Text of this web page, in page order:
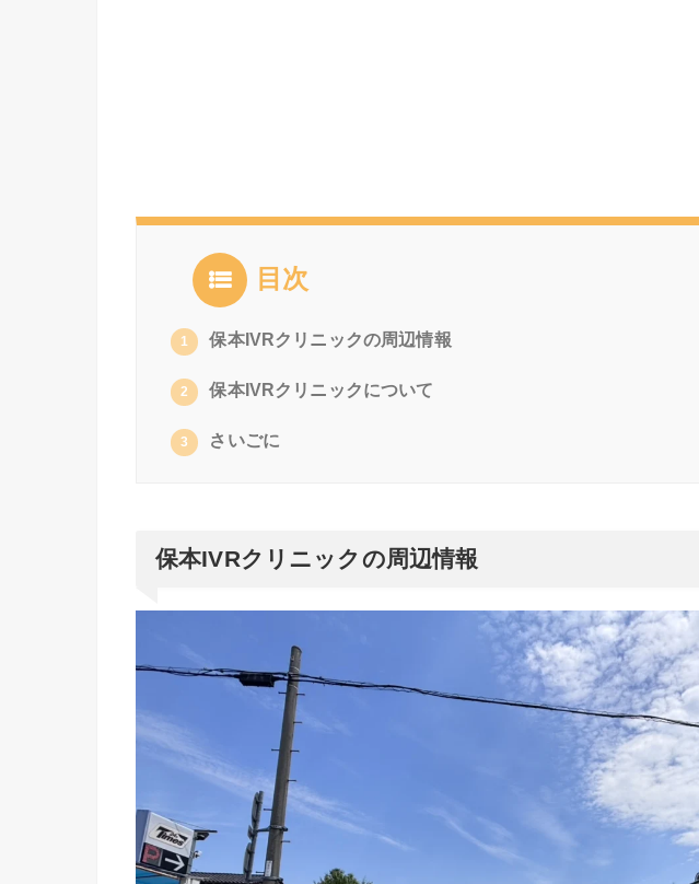
目次
1 保本IVRクリニックの周辺情報
2 保本IVRクリニックについて
3 さいごに
保本IVRクリニックの周辺情報